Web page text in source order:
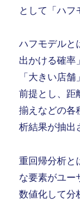
として「ハフ
ハフモデルと
出かける確率
「大きい店
前提とし、距
揃えなどの各
析結果が抽出
重回帰分析と
な要素がユー
数値化して分